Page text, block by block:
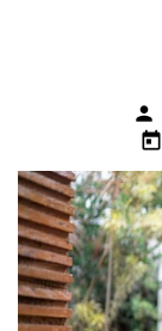
person
today